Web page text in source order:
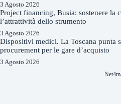
3 Agosto 2026
Project financing, Busia: sostenere la
l’attrattività dello strumento
3 Agosto 2026
Dispositivi medici. La Toscana punta
procurement per le gare d’acquisto
3 Agosto 2026